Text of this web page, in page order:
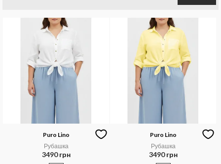
Puro Lino
Рубашка
3490 грн
Puro Lino
Рубашка
3490 грн